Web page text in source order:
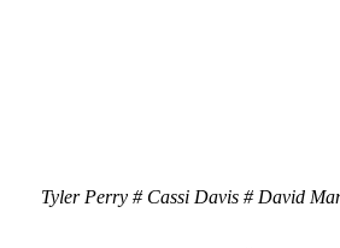
Tyler Perry # Cassi Davis # David